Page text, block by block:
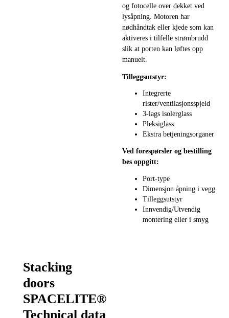
og fotocelle over dekket ved
lysåpning. Motoren har
nødhåndtak eller kjede som kan
aktiveres i tilfelle strømbrudd
slik at porten kan løftes opp
manuelt.
Tilleggsutstyr:
Integrerte
rister/ventilasjonsspjeld
3-lags isolerglass
Pleksiglass
Ekstra betjeningsorganer
Ved forespørsler og bestilling
bes oppgitt:
Port-type
Dimensjon åpning i vegg
Tilleggsutstyr
Innvendig/Utvendig
montering eller i smyg
Stacking
doors
SPACELITE®
Technical data